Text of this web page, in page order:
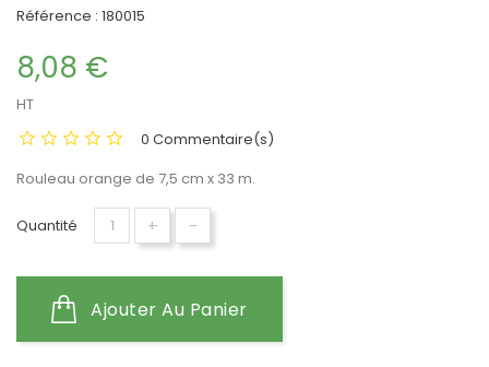
Référence : 180015
8,08 €
HT
0 Commentaire(s)
Rouleau orange de 7,5 cm x 33 m.
Quantité + -
Ajouter Au Panier